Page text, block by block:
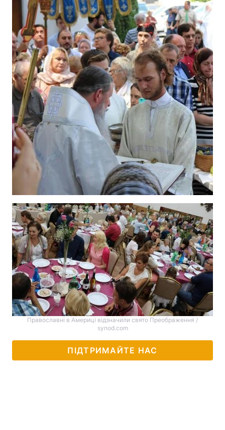
Православні в Америці відзначили свято Преображення /
synod.com
ПІДТРИМАЙТЕ НАС